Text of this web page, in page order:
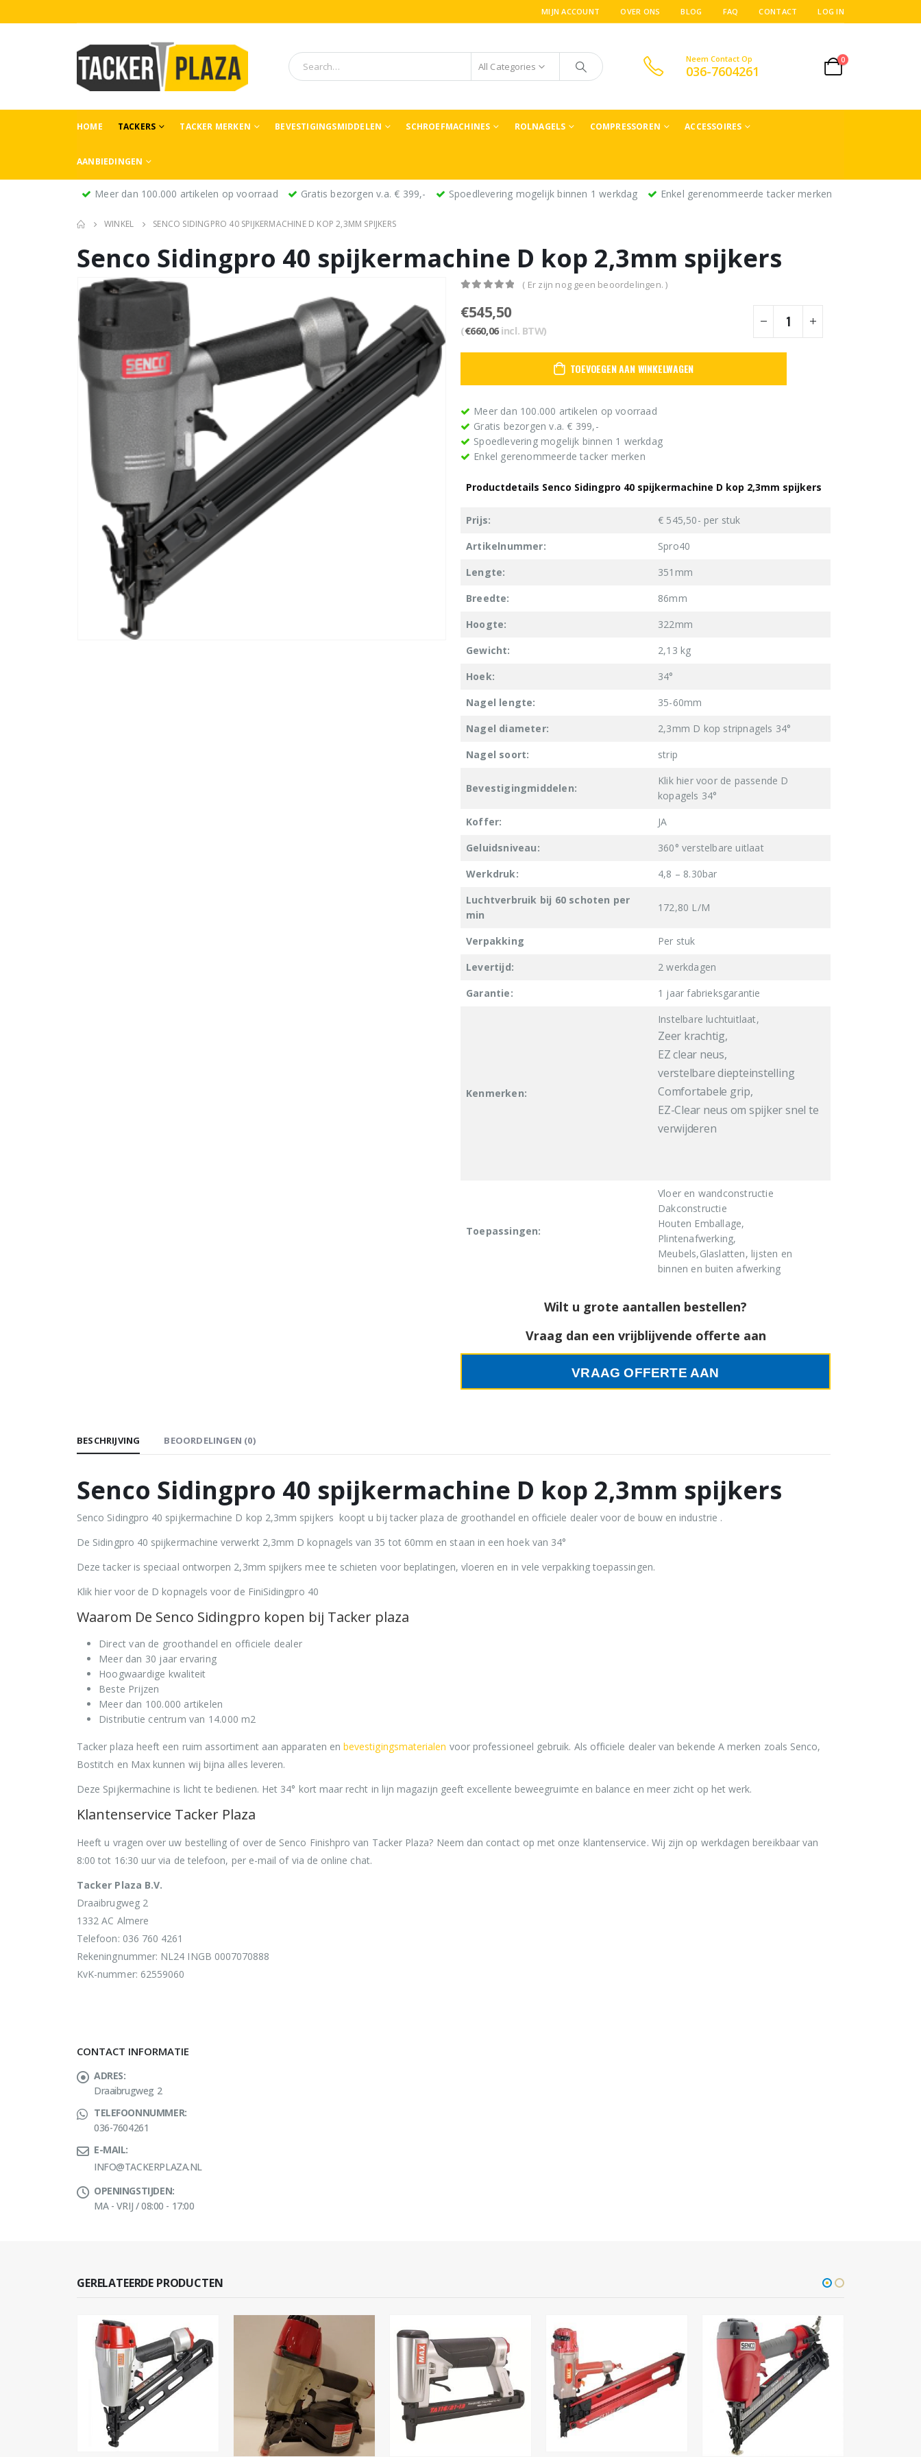
MIJN ACCOUNT OVER ONS BLOG FAQ CONTACT LOG IN
All Categories
Neem Contact Op
036-7604261
0
HOME TACKERS TACKER MERKEN BEVESTIGINGSMIDDELEN SCHROEFMACHINES ROLNAGELS COMPRESSOREN ACCESSOIRES
AANBIEDINGEN
Meer dan 100.000 artikelen op voorraad Gratis bezorgen v.a. € 399,- Spoedlevering mogelijk binnen 1 werkdag Enkel gerenommeerde tacker merken
WINKEL SENCO SIDINGPRO 40 SPIJKERMACHINE D KOP 2,3MM SPIJKERS
Senco Sidingpro 40 spijkermachine D kop 2,3mm spijkers
( Er zijn nog geen beoordelingen. )
€545,50
(€660,06incl. BTW)
TOEVOEGEN AAN WINKELWAGEN
Meer dan 100.000 artikelen op voorraad
Gratis bezorgen v.a. € 399,-
Spoedlevering mogelijk binnen 1 werkdag
Enkel gerenommeerde tacker merken
Productdetails Senco Sidingpro 40 spijkermachine D kop 2,3mm spijkers
Prijs:
€ 545,50- per stuk
Artikelnummer:
Spro40
Lengte:
351mm
Breedte:
86mm
Hoogte:
322mm
Gewicht:
2,13 kg
Hoek:
34°
Nagel lengte:
35-60mm
Nagel diameter:
2,3mm D kop stripnagels 34°
Nagel soort:
strip
Bevestigingmiddelen:
Klik hier voor de passende D
kopagels 34°
Koffer:
JA
Geluidsniveau:
360° verstelbare uitlaat
Werkdruk:
4,8 – 8.30bar
Luchtverbruik bij 60 schoten per
min
172,80 L/M
Verpakking
Per stuk
Levertijd:
2 werkdagen
Garantie:
1 jaar fabrieksgarantie
Kenmerken:
Instelbare luchtuitlaat,
Zeer krachtig,
EZ clear neus,
verstelbare diepteinstelling
Comfortabele grip,
EZ-Clear neus om spijker snel te
verwijderen
Toepassingen:
Vloer en wandconstructie
Dakconstructie
Houten Emballage,
Plintenafwerking,
Meubels,Glaslatten, lijsten en
binnen en buiten afwerking
Wilt u grote aantallen bestellen?
Vraag dan een vrijblijvende offerte aan
VRAAG OFFERTE AAN
BESCHRIJVING BEOORDELINGEN (0)
Senco Sidingpro 40 spijkermachine D kop 2,3mm spijkers
Senco Sidingpro 40 spijkermachine D kop 2,3mm spijkers koopt u bij tacker plaza de groothandel en officiele dealer voor de bouw en industrie .
De Sidingpro 40 spijkermachine verwerkt 2,3mm D kopnagels van 35 tot 60mm en staan in een hoek van 34°
Deze tacker is speciaal ontworpen 2,3mm spijkers mee te schieten voor beplatingen, vloeren en in vele verpakking toepassingen.
Klik hier voor de D kopnagels voor de FiniSidingpro 40
Waarom De Senco Sidingpro kopen bij Tacker plaza
Direct van de groothandel en officiele dealer
Meer dan 30 jaar ervaring
Hoogwaardige kwaliteit
Beste Prijzen
Meer dan 100.000 artikelen
Distributie centrum van 14.000 m2
Tacker plaza heeft een ruim assortiment aan apparaten en bevestigingsmaterialen voor professioneel gebruik. Als officiele dealer van bekende A merken zoals Senco,
Bostitch en Max kunnen wij bijna alles leveren.
Deze Spijkermachine is licht te bedienen. Het 34° kort maar recht in lijn magazijn geeft excellente beweegruimte en balance en meer zicht op het werk.
Klantenservice Tacker Plaza
Heeft u vragen over uw bestelling of over de Senco Finishpro van Tacker Plaza? Neem dan contact op met onze klantenservice. Wij zijn op werkdagen bereikbaar van
8:00 tot 16:30 uur via de telefoon, per e-mail of via de online chat.
Tacker Plaza B.V.
Draaibrugweg 2
1332 AC Almere
Telefoon: 036 760 4261
Rekeningnummer: NL24 INGB 0007070888
KvK-nummer: 62559060
CONTACT INFORMATIE
ADRES:
Draaibrugweg 2
TELEFOONNUMMER:
036-7604261
E-MAIL:
INFO@TACKERPLAZA.NL
OPENINGSTIJDEN:
MA - VRIJ / 08:00 - 17:00
GERELATEERDE PRODUCTEN